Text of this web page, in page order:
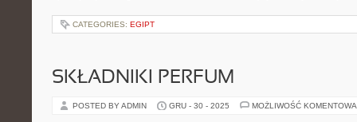
CATEGORIES: EGIPT
SKŁADNIKI PERFUM
POSTED BY ADMIN GRU - 30 - 2025 MOŻLIWOŚĆ